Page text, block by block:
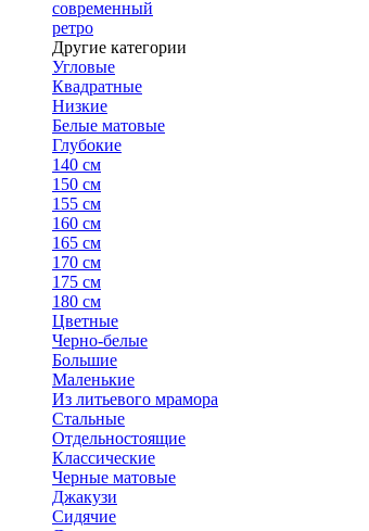
современный
ретро
Другие категории
Угловые
Квадратные
Низкие
Белые матовые
Глубокие
140 см
150 см
155 см
160 см
165 см
170 см
175 см
180 см
Цветные
Черно-белые
Большие
Маленькие
Из литьевого мрамора
Стальные
Отдельностоящие
Классические
Черные матовые
Джакузи
Сидячие